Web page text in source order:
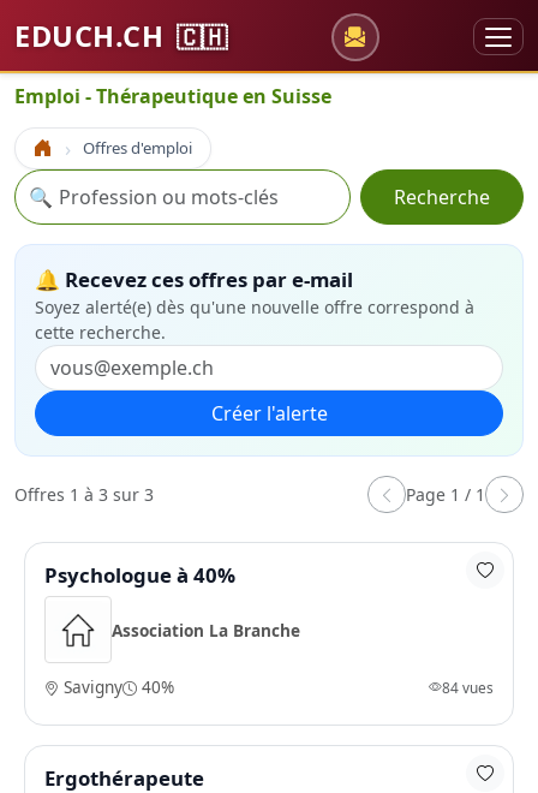
EDUCH.CH 🇨🇭
Emploi - Thérapeutique en Suisse
Accueil Offres d'emploi
Recherche
🔍 Recherche
🔔 Recevez ces offres par e-mail
Soyez alerté(e) dès qu'une nouvelle offre correspond à
cette recherche.
Créer l'alerte
Offres 1 à 3 sur 3 Page 1 / 1
Psychologue à 40%
Association La Branche
Savigny 40% 84 vues
Ergothérapeute